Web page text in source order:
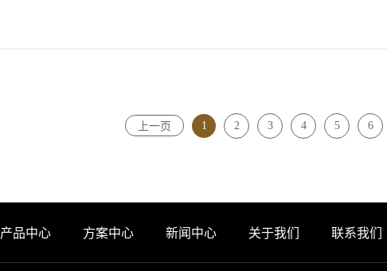
安装与连接要按照说明正确的连接电源、网线和视频输入源，连通后
来将高标清编码器和电脑配置为同一网段，这样在电脑上就可以访问编
windows右下角的网络图标就可以找到，非常方便。三、设置编码参数
不同的推送，裕宽高标清编码器的一个码流可以同时运行好几个推送服
上一页 1 2 3 4 5 6
产品中心 方案中心 新闻中心 关于我们 联系我们